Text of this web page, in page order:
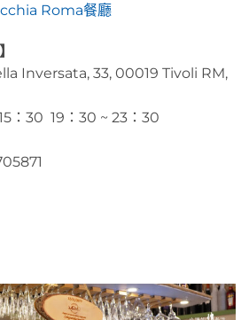
Roma餐廳
Inversata, 33, 00019 Tivoli RM,
：30 19：30 ~ 23：30